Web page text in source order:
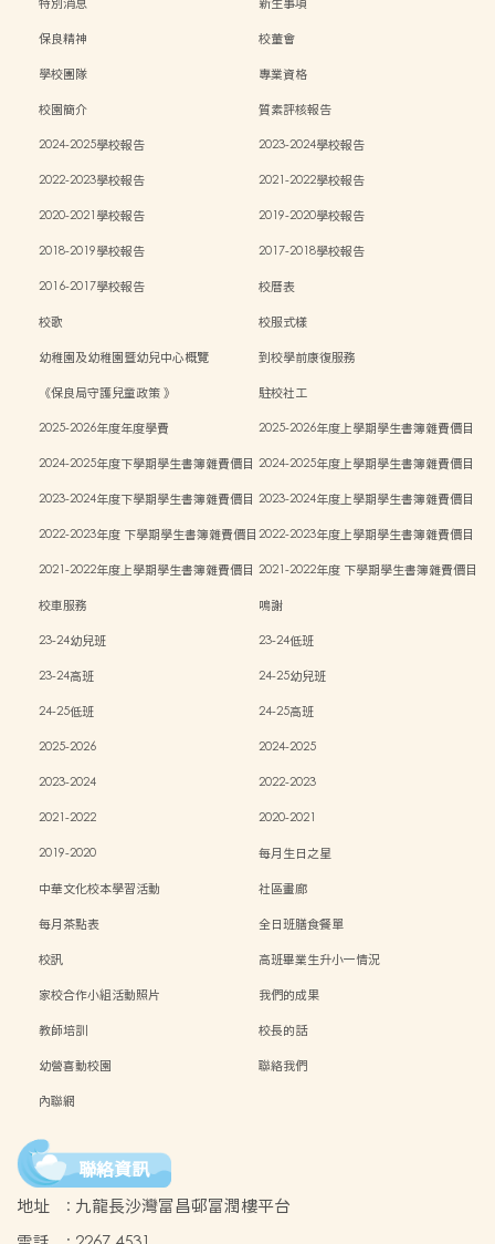
保良精神
校董會
學校團隊
專業資格
校園簡介
質素評核報告
2024-2025學校報告
2023-2024學校報告
2022-2023學校報告
2021-2022學校報告
2020-2021學校報告
2019-2020學校報告
2018-2019學校報告
2017-2018學校報告
2016-2017學校報告
校曆表
校歌
校服式樣
幼稚園及幼稚園暨幼兒中心概覽
到校學前康復服務
《保良局守護兒童政策 》
駐校社工
2025-2026年度年度學費
2025-2026年度上學期學生書簿雜費價目
2024-2025年度下學期學生書簿雜費價目 2024-2025年度上學期學生書簿雜費價目
2023-2024年度下學期學生書簿雜費價目 2023-2024年度上學期學生書簿雜費價目
2022-2023年度 下學期學生書簿雜費價目2022-2023年度上學期學生書簿雜費價目
2021-2022年度上學期學生書簿雜費價目 2021-2022年度 下學期學生書簿雜費價目
校車服務
鳴謝
23-24幼兒班
23-24低班
23-24高班
24-25幼兒班
24-25低班
24-25高班
2025-2026
2024-2025
2023-2024
2022-2023
2021-2022
2020-2021
2019-2020
每月生日之星
中華文化校本學習活動
社區畫廊
每月茶點表
全日班膳食餐單
校訊
高班畢業生升小一情況
家校合作小組活動照片
我們的成果
教師培訓
校長的話
幼營喜動校園
聯絡我們
內聯網
聯絡資訊
地址 : 九龍長沙灣富昌邨富潤樓平台